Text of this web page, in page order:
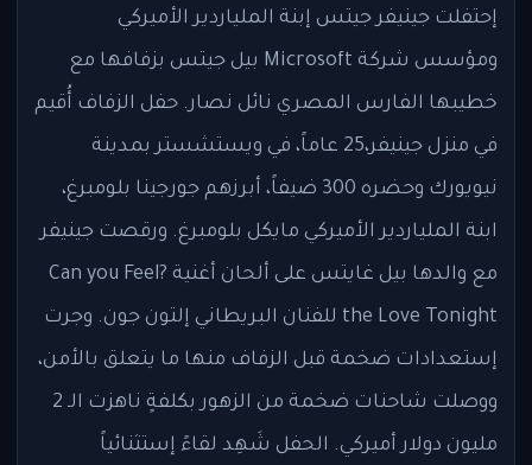
إحتفلت جينيفر جيتس إبنة الملياردير الأميركي
ومؤسس شركة Microsoft بيل جيتس بزفافها مع
خطيبها الفارس المصري نائل نصار. حفل الزفاف أُقيم
في منزل جينيفر،25 عاماً، في ويستشستر بمدينة
نيويورك وحضره 300 ضيفاً، أبرزهم جورجينا بلومبرغ،
ابنة الملياردير الأميركي مايكل بلومبرغ. ورقصت جينيفر
مع والدها بيل غايتس على ألحان أغنية ?Can you Feel
the Love Tonight للفنان البريطاني إلتون جون. وجرت
إستعدادات ضخمة قبل الزفاف منها ما يتعلق بالأمن،
ووصلت شاحنات ضخمة من الزهور بكلفةٍ ناهزت الـ 2
مليون دولار أميركي. الحفل شَهِد لقاءً إستثنائياً